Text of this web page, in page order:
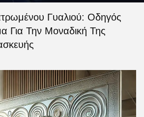
Γυαλιού: Οδηγός
Για Την Μοναδική Της